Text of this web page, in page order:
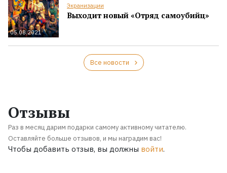
05.08.2021
Экранизации
Выходит новый «Отряд самоубийц»
Все новости
Отзывы
Раз в месяц дарим подарки самому активному читателю.
Оставляйте больше отзывов, и мы наградим вас!
Чтобы добавить отзыв, вы должны войти.